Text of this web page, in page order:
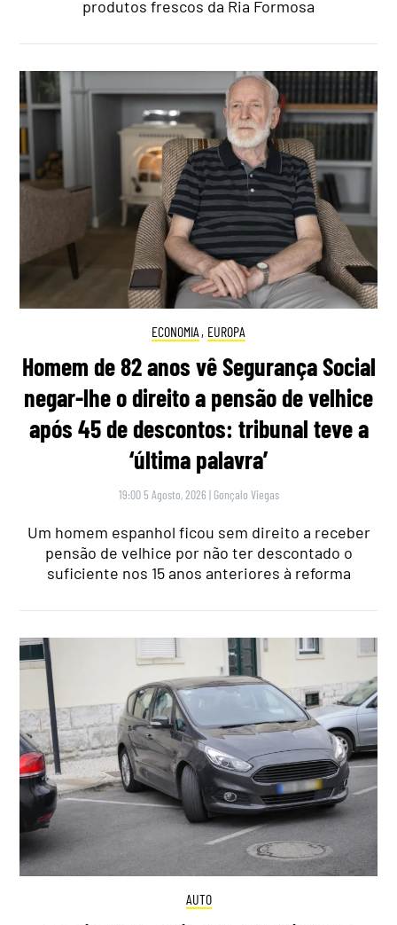
produtos frescos da Ria Formosa
ECONOMIA , EUROPA
Homem de 82 anos vê Segurança Social
negar-lhe o direito a pensão de velhice
após 45 de descontos: tribunal teve a
‘última palavra’
19:00 5 Agosto, 2026 | Gonçalo Viegas
Um homem espanhol ficou sem direito a receber
pensão de velhice por não ter descontado o
suficiente nos 15 anos anteriores à reforma
AUTO